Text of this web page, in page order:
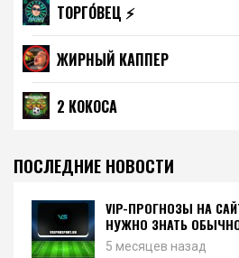
ТОРГО́ВЕЦ ⚡️
ЖИРНЫЙ КАППЕР
2 КОКОСА
ПОСЛЕДНИЕ НОВОСТИ
VIP-ПРОГНОЗЫ НА
НУЖНО ЗНАТЬ
5 месяцев назад